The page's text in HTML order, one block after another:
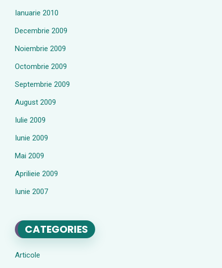
Ianuarie 2010
Decembrie 2009
Noiembrie 2009
Octombrie 2009
Septembrie 2009
August 2009
Iulie 2009
Iunie 2009
Mai 2009
Aprilieie 2009
Iunie 2007
CATEGORIES
Articole